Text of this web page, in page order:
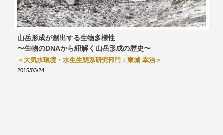
山岳形成が創出する生物多様性
〜生物のDNAから紐解く山岳形成の歴史〜
＜大気水環境・水生生態系研究部門：東城 幸治＞
2015/03/24